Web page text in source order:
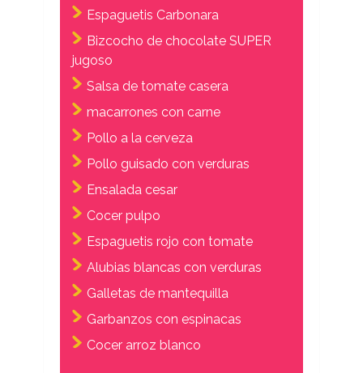
Espaguetis Carbonara
Bizcocho de chocolate SUPER
jugoso
Salsa de tomate casera
macarrones con carne
Pollo a la cerveza
Pollo guisado con verduras
Ensalada cesar
Cocer pulpo
Espaguetis rojo con tomate
Alubias blancas con verduras
Galletas de mantequilla
Garbanzos con espinacas
Cocer arroz blanco